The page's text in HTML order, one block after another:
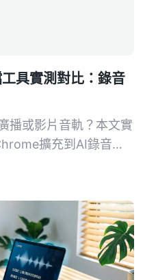
具實測對比：錄音
播或影片音軌？本文實
擴充到AI錄音助